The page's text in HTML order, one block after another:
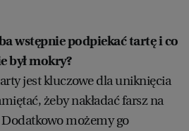
wstępnie podpiekać tartę i co
był mokry?
jest kluczowe dla uniknięcia
żeby nakładać farsz na
możemy go